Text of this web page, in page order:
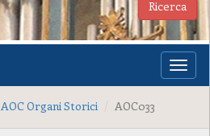
AOC Organi Storici AOC033